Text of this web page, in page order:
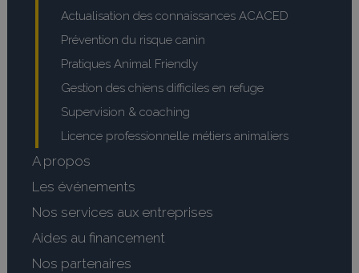
Actualisation des connaissances ACACED
Prévention du risque canin
Pratiques Animal Friendly
Gestion des chiens difficiles en refuge
Supervision & coaching
Licence professionnelle métiers animaliers
A propos
Les événements
Nos services aux entreprises
Aides au financement
Nos partenaires